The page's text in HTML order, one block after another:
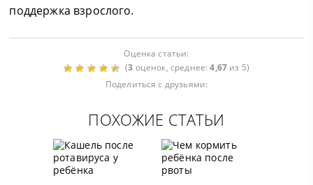
поддержка взрослого.
Оценка статьи:
(3 оценок, среднее:4,67 из 5)
Поделиться с друзьями:
ПОХОЖИЕ СТАТЬИ